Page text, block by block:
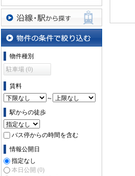
沿線・駅から探す
物件の条件で絞り込む
物件種別
駐車場 (0)
賃料
～
駅からの徒歩
バス停からの時間を含む
情報公開日
指定なし
本日公開 (0)